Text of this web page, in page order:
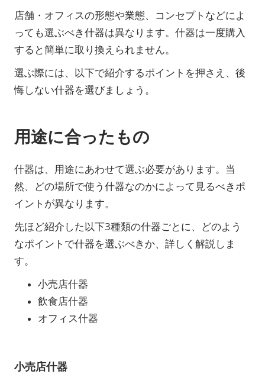
店舗・オフィスの形態や業態、コンセプトなどによ
っても選ぶべき什器は異なります。什器は一度購入
すると簡単に取り換えられません。
選ぶ際には、以下で紹介するポイントを押さえ、後
悔しない什器を選びましょう。
用途に合ったもの
什器は、用途にあわせて選ぶ必要があります。当
然、どの場所で使う什器なのかによって見るべきポ
イントが異なります。
先ほど紹介した以下3種類の什器ごとに、どのよう
なポイントで什器を選ぶべきか、詳しく解説しま
す。
小売店什器
飲食店什器
オフィス什器
小売店什器